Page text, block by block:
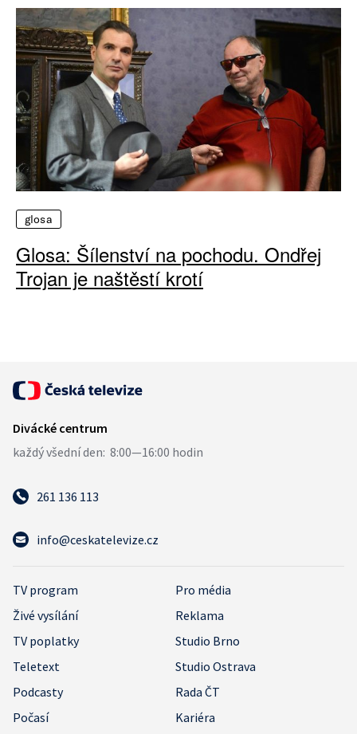
glosa
Glosa: Šílenství na pochodu. Ondřej
Trojan je naštěstí krotí
261 136 113
info@ceskatelevize.cz
TV program
Pro média
Živé vysílání
Reklama
TV poplatky
Studio Brno
Teletext
Studio Ostrava
Podcasty
Rada ČT
Počasí
Kariéra